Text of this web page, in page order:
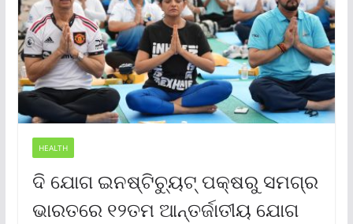
HEALTH
ଦି ଯୋଗ ଇନଷ୍ଟିଚ୍ୟୁଟ୍ ପକ୍ଷରୁ ସମଗ୍ର
ଭାରତରେ ୧୨ତମ ଆନ୍ତର୍ଜାତୀୟ ଯୋଗ